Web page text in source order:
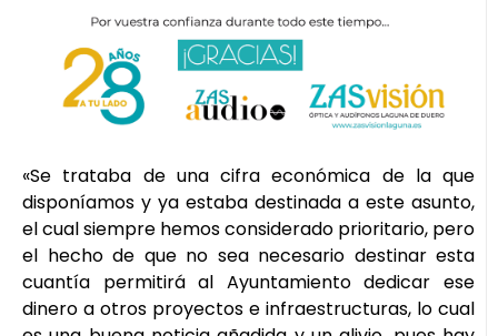
«Se trataba de una cifra económica de la que
disponíamos y ya estaba destinada a este asunto,
el cual siempre hemos considerado prioritario, pero
el hecho de que no sea necesario destinar esta
cuantía permitirá al Ayuntamiento dedicar ese
dinero a otros proyectos e infraestructuras, lo cual